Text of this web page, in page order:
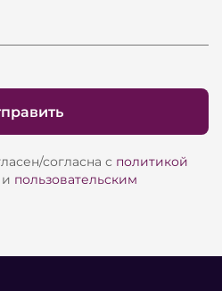
согласна с политикой
и пользовательским